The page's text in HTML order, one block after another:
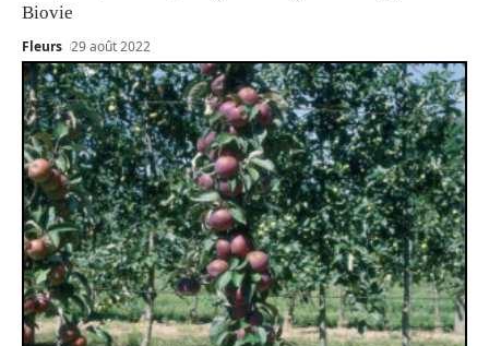
Biovie
Fleurs 29 août 2022